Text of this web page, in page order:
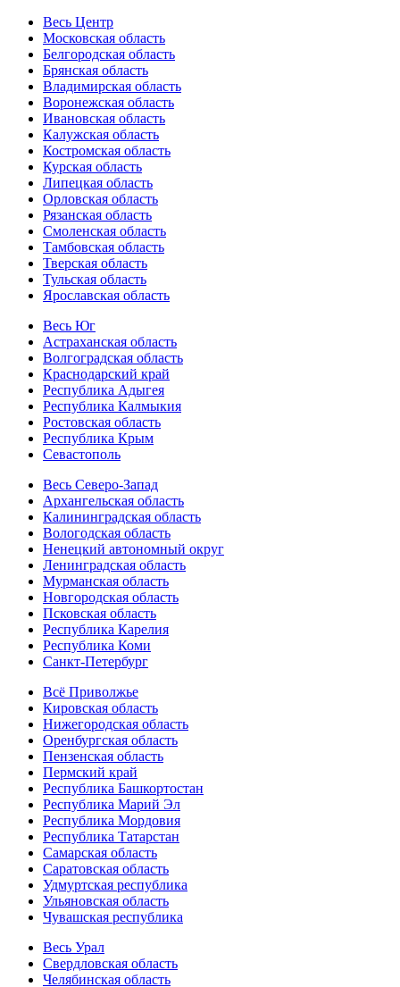
Весь Центр
Московская область
Белгородская область
Брянская область
Владимирская область
Воронежская область
Ивановская область
Калужская область
Костромская область
Курская область
Липецкая область
Орловская область
Рязанская область
Смоленская область
Тамбовская область
Тверская область
Тульская область
Ярославская область
Весь Юг
Астраханская область
Волгоградская область
Краснодарский край
Республика Адыгея
Республика Калмыкия
Ростовская область
Республика Крым
Севастополь
Весь Северо-Запад
Архангельская область
Калининградская область
Вологодская область
Ненецкий автономный округ
Ленинградская область
Мурманская область
Новгородская область
Псковская область
Республика Карелия
Республика Коми
Санкт-Петербург
Всё Приволжье
Кировская область
Нижегородская область
Оренбургская область
Пензенская область
Пермский край
Республика Башкортостан
Республика Марий Эл
Республика Мордовия
Республика Татарстан
Самарская область
Саратовская область
Удмуртская республика
Ульяновская область
Чувашская республика
Весь Урал
Свердловская область
Челябинская область